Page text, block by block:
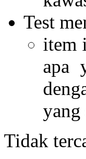
Test
item
apa
yang
Tidak